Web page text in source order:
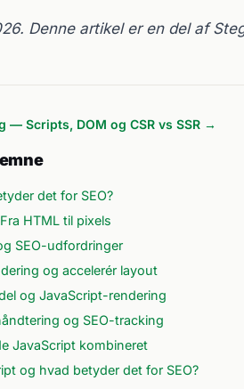
Denne artikel er en del af
— Scripts, DOM og CSR vs SSR →
det for SEO?
HTML til pixels
SEO-udfordringer
og accelerér layout
og JavaScript-rendering
og SEO-tracking
JavaScript kombineret
og hvad betyder det for SEO?